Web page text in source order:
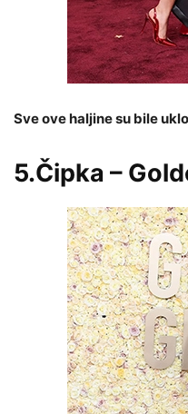
Sve ove haljine su bile
5.Čipka –